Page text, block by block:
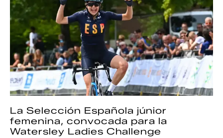
La Selección Española júnior
femenina, convocada para la
Watersley Ladies Challenge